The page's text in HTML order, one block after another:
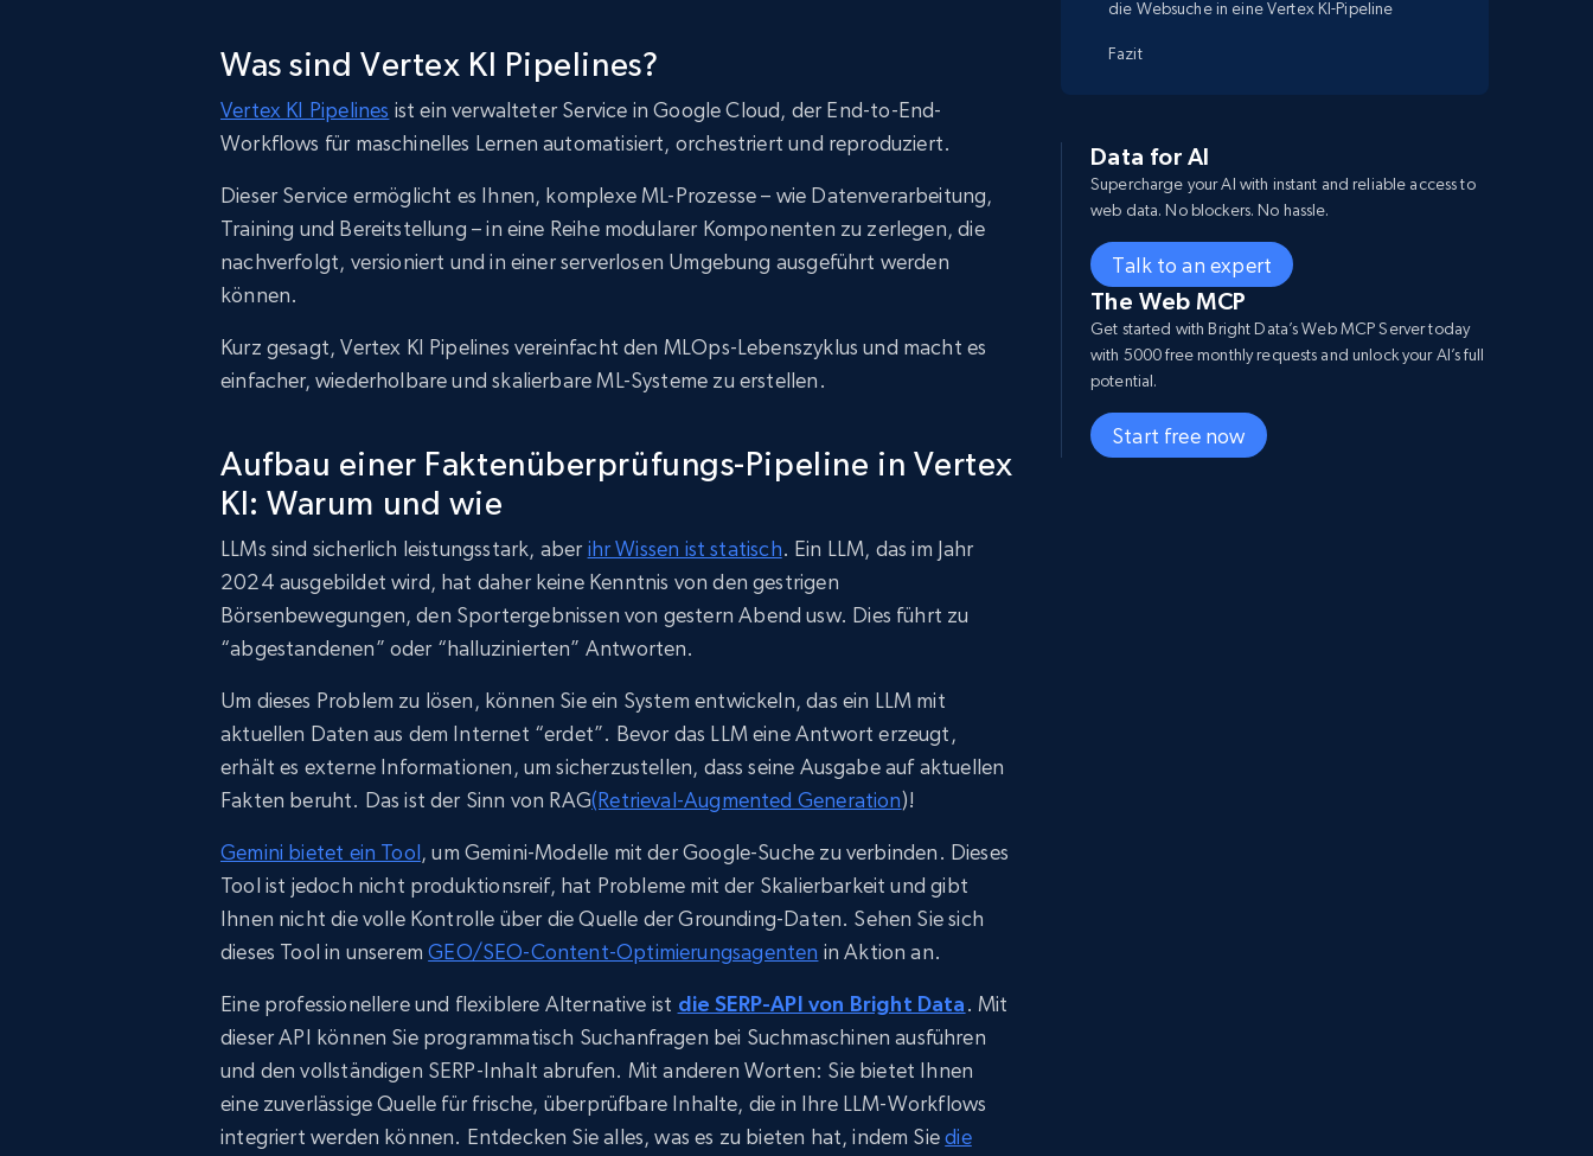
Was sind Vertex KI Pipelines?
Vertex KI Pipelines ist ein verwalteter Service in Google Cloud, der End-to-End-
Workflows für maschinelles Lernen automatisiert, orchestriert und reproduziert.
Dieser Service ermöglicht es Ihnen, komplexe ML-Prozesse – wie Datenverarbeitung,
Training und Bereitstellung – in eine Reihe modularer Komponenten zu zerlegen, die
nachverfolgt, versioniert und in einer serverlosen Umgebung ausgeführt werden
können.
Kurz gesagt, Vertex KI Pipelines vereinfacht den MLOps-Lebenszyklus und macht es
einfacher, wiederholbare und skalierbare ML-Systeme zu erstellen.
Aufbau einer Faktenüberprüfungs-Pipeline in Vertex
KI: Warum und wie
LLMs sind sicherlich leistungsstark, aber ihr Wissen ist statisch. Ein LLM, das im Jahr
2024 ausgebildet wird, hat daher keine Kenntnis von den gestrigen
Börsenbewegungen, den Sportergebnissen von gestern Abend usw. Dies führt zu
“abgestandenen” oder “halluzinierten” Antworten.
Um dieses Problem zu lösen, können Sie ein System entwickeln, das ein LLM mit
aktuellen Daten aus dem Internet “erdet”. Bevor das LLM eine Antwort erzeugt,
erhält es externe Informationen, um sicherzustellen, dass seine Ausgabe auf aktuellen
Fakten beruht. Das ist der Sinn von RAG(Retrieval-Augmented Generation)!
Gemini bietet ein Tool, um Gemini-Modelle mit der Google-Suche zu verbinden. Dieses
Tool ist jedoch nicht produktionsreif, hat Probleme mit der Skalierbarkeit und gibt
Ihnen nicht die volle Kontrolle über die Quelle der Grounding-Daten. Sehen Sie sich
dieses Tool in unseremGEO/SEO-Content-Optimierungsagenten in Aktion an.
Eine professionellere und flexiblere Alternative ist die SERP-API von Bright Data. Mit
dieser API können Sie programmatisch Suchanfragen bei Suchmaschinen ausführen
und den vollständigen SERP-Inhalt abrufen. Mit anderen Worten: Sie bietet Ihnen
eine zuverlässige Quelle für frische, überprüfbare Inhalte, die in Ihre LLM-Workflows
integriert werden können. Entdecken Sie alles, was es zu bieten hat, indem Siedie
die Websuche in eine Vertex KI-Pipeline
Fazit
Data for AI
Supercharge your AI with instant and reliable access to
web data. No blockers. No hassle.
Talk to an expert
The Web MCP
Get started with Bright Data’s Web MCP Server today
with 5000 free monthly requests and unlock your AI’s full
potential.
Start free now